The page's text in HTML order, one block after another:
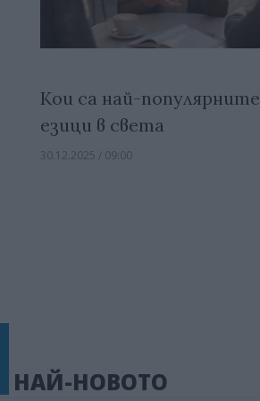
Кои са най-популярните
езици в света
30.12.2025 / 09:00
НАЙ-НОВОТО